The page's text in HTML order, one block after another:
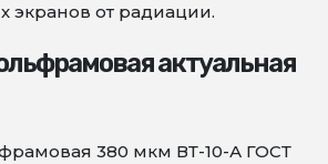
экранов от радиации.
актуальная
380 мкм ВТ-10-А ГОСТ